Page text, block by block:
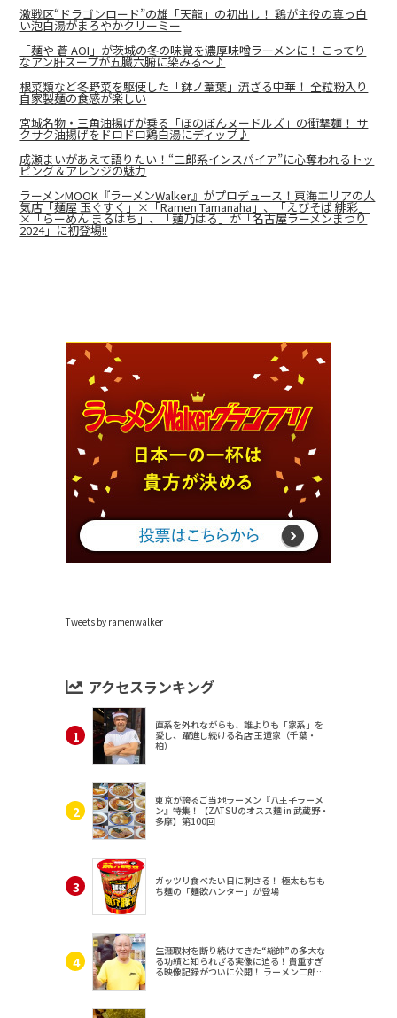
激戦区“ドラゴンロード”の雄「天龍」の初出し！ 鶏が主役の真っ白
い泡白湯がまろやかクリーミー
「麺や 蒼 AOI」が茨城の冬の味覚を濃厚味噌ラーメンに！ こってり
なアン肝スープが五臓六腑に染みる～♪
根菜類など冬野菜を駆使した「鉢ノ葦葉」流ざる中華！ 全粒粉入り
自家製麺の食感が楽しい
宮城名物・三角油揚げが乗る「ほのぼんヌードルズ」の衝撃麺！ サ
クサク油揚げをドロドロ鶏白湯にディップ♪
成瀬まいがあえて語りたい！“二郎系インスパイア”に心奪われるトッ
ピング＆アレンジの魅力
ラーメンMOOK『ラーメンWalker』がプロデュース！東海エリアの人
気店「麺屋 玉ぐすく」×「Ramen Tamanaha」、「えびそば 緋彩」
×「らーめん まるはち」、「麺乃はる」が「名古屋ラーメンまつり
2024」に初登場!!
Tweets by ramenwalker
アクセスランキング
直系を外れながらも、誰よりも「家系」を
愛し、躍進し続ける名店 王道家（千葉・
柏）
東京が誇るご当地ラーメン『八王子ラーメ
ン』特集！【ZATSUのオスス麺 in 武蔵野・
多摩】第100回
ガッツリ食べたい日に刺さる！ 極太もちも
ち麺の「麺欲ハンター」が登場
生涯取材を断り続けてきた“総帥”の多大な
る功績と知られざる実像に迫る！貴重すぎ
る映像記録がついに公開！ ラーメン二郎